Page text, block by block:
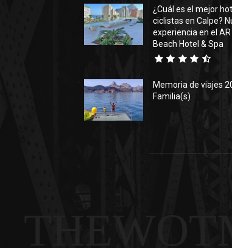
¿Cuál es el mejor
ciclistas en Calpe?
experiencia en el
Beach Hotel & Spa
Memoria de viajes
Familia(s)